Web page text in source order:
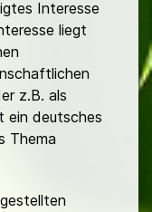
Interesse
liegt
z.B. als
ein deutsches
Thema